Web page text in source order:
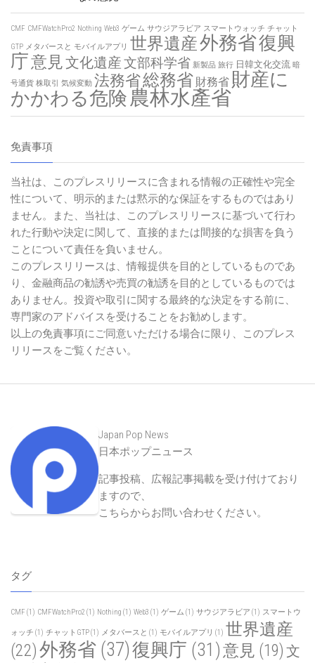
CMF CMFWatchPro2 Nothing Web3 ゲーム サウジアラビア スマートウォッチ チャット
GTP メタバースと モバイルアプリ 世界遺産外務省復興
庁意見文化遺産文部科学省 新製品 旅行 日韓文化交流 暗
号通貨 株取引 気候変動 法務省総務省 財務省 財産に
かかわる危険 農林水產省
免責事項
当社は、このプレスリリースに含まれる情報の正確性や完全
性について、明示的または黙示的な保証をするものではあり
ません。また、当社は、このプレスリリースに基づいて行わ
れた行動や決定に関して、直接的または間接的な損害を負う
ことについて責任を負いません。
このプレスリリースは、情報提供を目的としているものであ
り、金融商品の勧誘や売買の勧誘を目的としているものでは
ありません。投資や取引に関する最終的な決定をする前に、
専門家のアドバイスを受けることをお勧めします。
以上の免責事項にご同意いただける場合に限り、このプレス
リリースをご覧ください。
Japan Pop News
日本ポップニュース
記事投稿、広報記事掲載を受け付けており
ますので、
こちらからお問い合わせください。
タグ
CMF (1) CMFWatchPro2 (1) Nothing (1) Web3 (1) ゲーム (1) サウジアラビア (1) スマートウ
ォッチ (1) チャットGTP(1) メタバースと (1) モバイルアプリ (1) 世界遺産
(22)外務省 (37)復興庁 (31)意見 (19) 文